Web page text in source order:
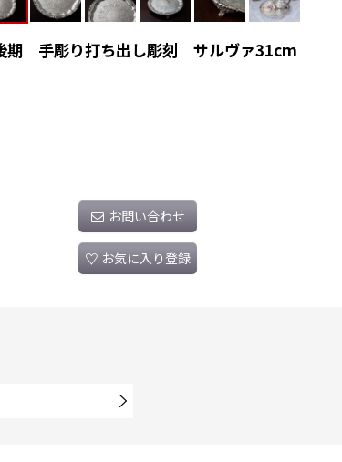
期 手彫り打ち出し彫刻 サルヴァ31cm
お問い合わせ
お気に入り登録